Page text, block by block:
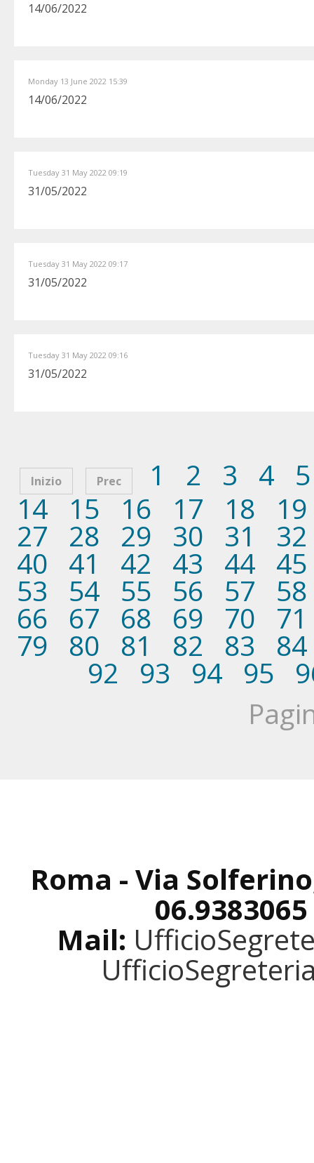
14/06/2022
Monday 13 June 2022 15:39
14/06/2022
Tuesday 31 May 2022 09:19
31/05/2022
Tuesday 31 May 2022 09:17
31/05/2022
Tuesday 31 May 2022 09:16
31/05/2022
Inizio Prec 1 2 3 4
5
14
15 16 17 18 19
27 28 29 30 31 32
40 41 42 43 44 45
53 54 55 56 57 58
66 67 68 69 70 71
79 80 81 82 83 84
92 93 94 95
Roma - Via
Mail: